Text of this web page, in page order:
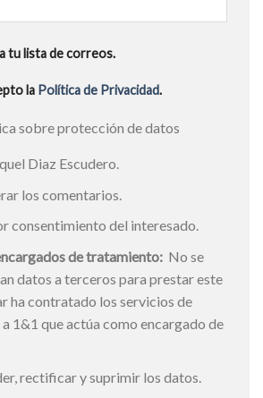
tu lista de correos.
la Política de Privacidad.
sobre protección de datos
Diaz Escudero.
los comentarios.
consentimiento del interesado.
de tratamiento: No se
datos a terceros para prestar este
ha contratado los servicios de
1&1 que actúa como encargado de
rectificar y suprimir los datos.